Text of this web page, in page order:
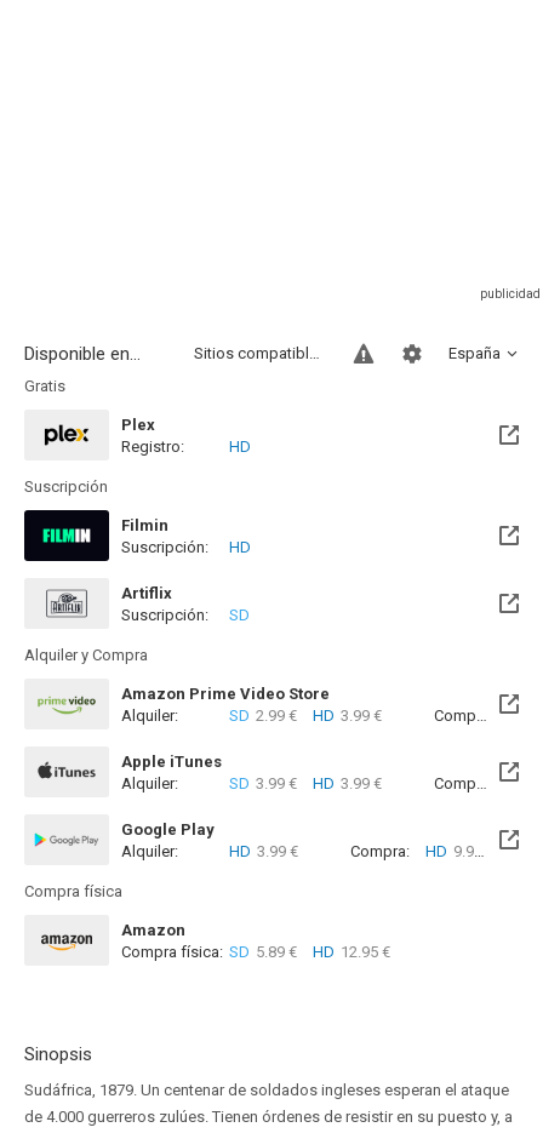
Disponible en... España
Sitios compatibles
Gratis
Plex
Registro:
HD
Suscripción
Filmin
Disponible hasta el Mié, 31 Dic 2031 (Quedan 5 años)
Suscripción: HD
Artiflix
Suscripción:
SD
Alquiler y Compra
Amazon Prime Video Store
Alquiler:
SD 2.99 € HD 3.99 € Compra: SD
Apple iTunes
Alquiler:
SD 3.99 € HD 3.99 € Compra: SD
Google Play
Alquiler:
HD 3.99 € Compra: HD 9.99 €
Compra física
Amazon
Compra física: SD 5.89 € HD 12.95 €
Sinopsis
Sudáfrica, 1879. Un centenar de soldados ingleses esperan el ataque
de 4.000 guerreros zulúes. Tienen órdenes de resistir en su puesto y, a